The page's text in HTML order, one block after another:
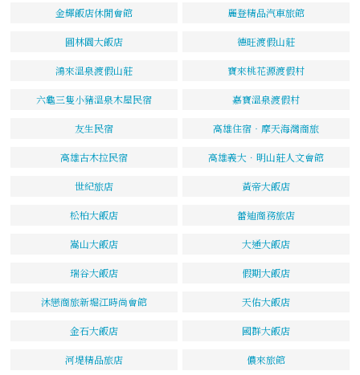
金輝飯店休閒會館 麗登精品汽車旅館
圓林園大飯店 德旺渡假山莊
鴻來溫泉渡假山莊 寶來桃花源渡假村
六龜三隻小豬溫泉木屋民宿 嘉寶溫泉渡假村
友生民宿 高雄住宿‧摩天海灣商旅
高雄古木拉民宿 高雄義大．明山莊人文會館
世紀旅店 黃帝大飯店
松柏大飯店 蕾迪商務旅店
嵩山大飯店 大通大飯店
瑞谷大飯店 假期大飯店
沐戀商旅新堀江時尚會館 天佑大飯店
金石大飯店 國群大飯店
河堤精品旅店 儂來旅館